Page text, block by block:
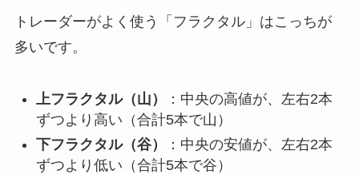
トレーダーがよく使う「フラクタル」はこっちが
多いです。
上フラクタル（山）
：中央の高値が、左右2本
ずつより高い（合計5本で山）
下フラクタル（谷）
：中央の安値が、左右2本
ずつより低い（合計5本で谷）